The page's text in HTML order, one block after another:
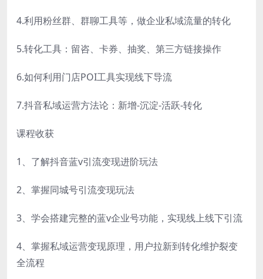
4.利用粉丝群、群聊工具等，做企业私域流量的转化
5.转化工具：留咨、卡券、抽奖、第三方链接操作
6.如何利用门店POI工具实现线下导流
7.抖音私域运营方法论：新增-沉淀-活跃-转化
课程收获
1、了解抖音蓝v引流变现进阶玩法
2、掌握同城号引流变现玩法
3、学会搭建完整的蓝v企业号功能，实现线上线下引流
4、掌握私域运营变现原理，用户拉新到转化维护裂变
全流程